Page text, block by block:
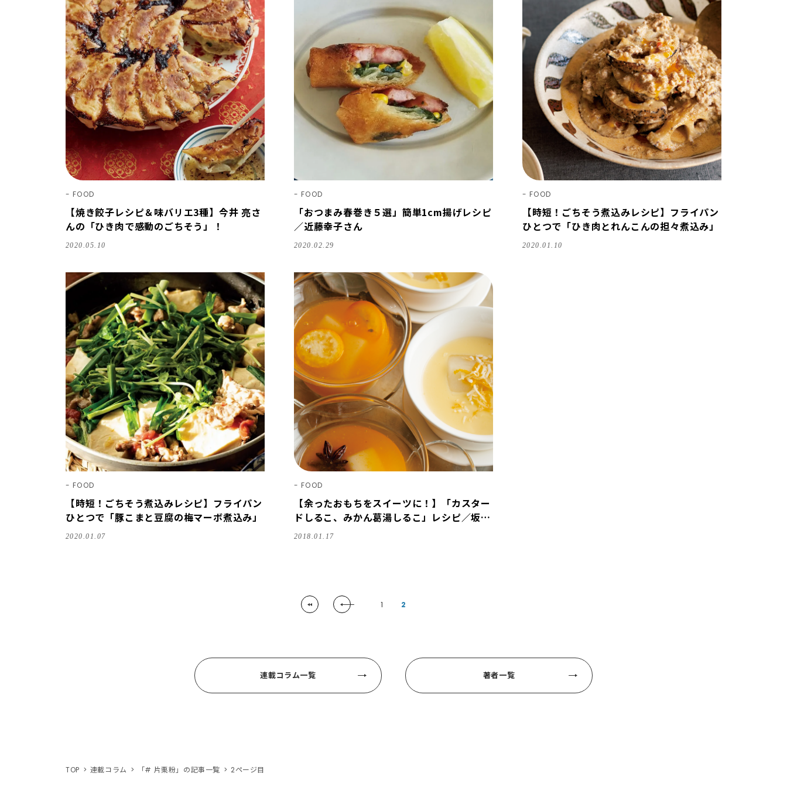
FOOD
【焼き餃子レシピ＆味バリエ3種】今井 亮さ
んの「ひき肉で感動のごちそう」！
2020.05.10
FOOD
「おつまみ春巻き５選」簡単1cm揚げレシピ
／近藤幸子さん
2020.02.29
FOOD
【時短！ごちそう煮込みレシピ】フライパン
ひとつで「ひき肉とれんこんの担々煮込み」
2020.01.10
FOOD
【時短！ごちそう煮込みレシピ】フライパン
ひとつで「豚こまと豆腐の梅マーボ煮込み」
2020.01.07
FOOD
【余ったおもちをスイーツに！】「カスター
ドしるこ、みかん葛湯しるこ」レシピ／坂田
阿希子さん
2018.01.17
1 2
連載コラム一覧 著者一覧
TOP 連載コラム 「# 片栗粉」の記事一覧 2ページ目